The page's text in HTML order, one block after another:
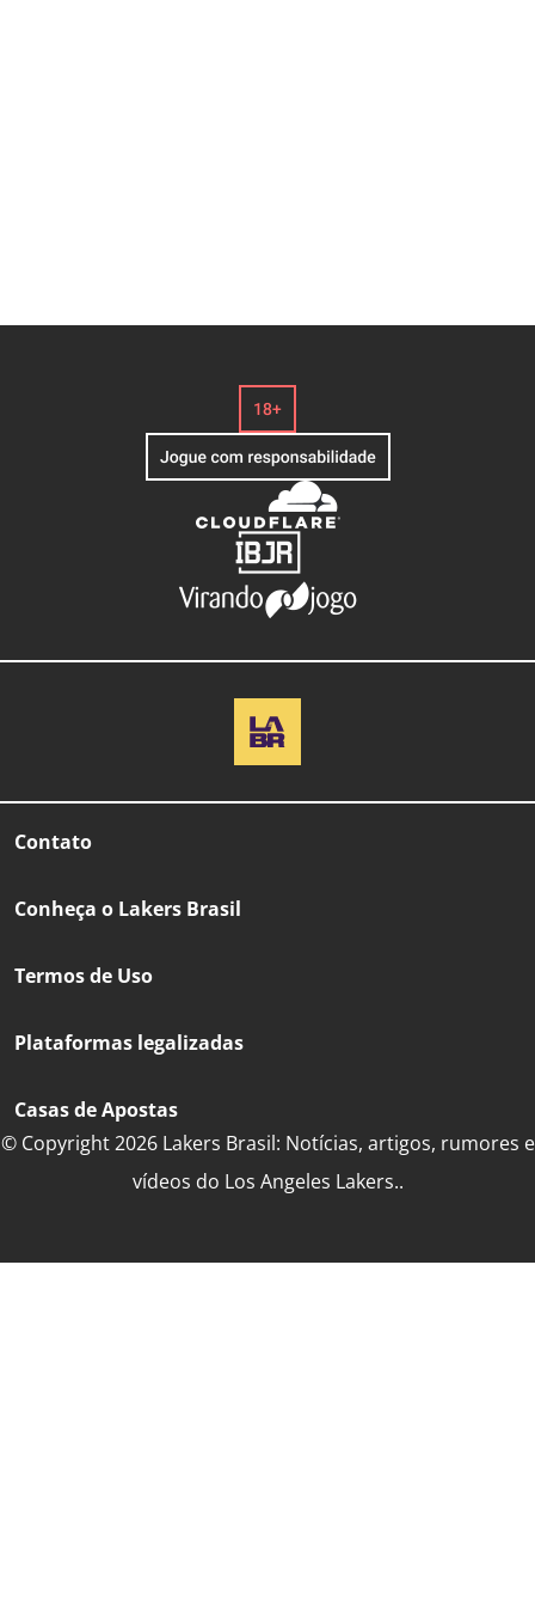
Contato
Conheça o Lakers Brasil
Termos de Uso
Plataformas legalizadas
Casas de Apostas
© Copyright 2026 Lakers Brasil: Notícias, artigos, rumores e
vídeos do Los Angeles Lakers..